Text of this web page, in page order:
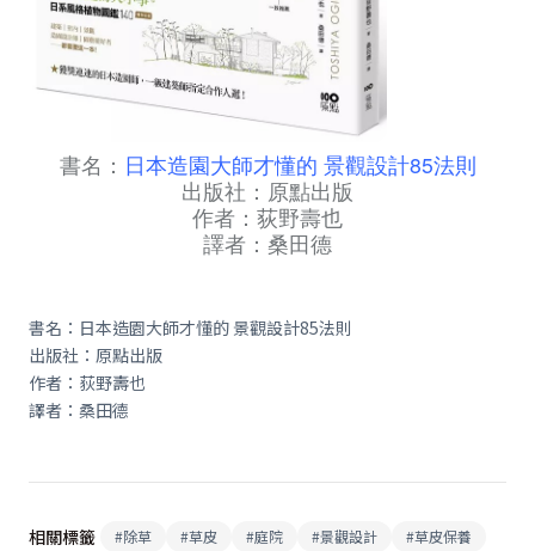
書名： 日本造園大師才懂的 景觀設計85法則
出版社：原點出版
作者：荻野壽也
譯者：桑田德
書名：日本造園大師才懂的 景觀設計85法則
出版社：原點出版
作者：荻野壽也
譯者：桑田德
相關標籤 #除草 #草皮 #庭院 #景觀設計 #草皮保養